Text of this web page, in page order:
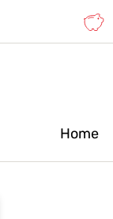
Home